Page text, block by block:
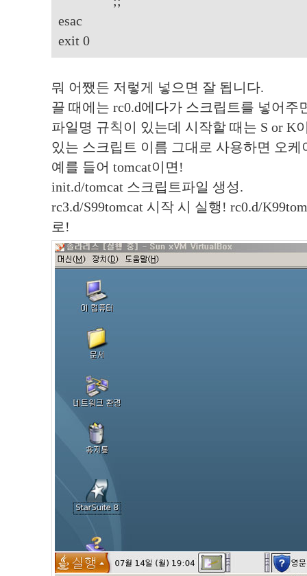
esac
exit 0
뭐 어쨌든 저렇게 넣으면 잘 됩니다.
끌 때에는 rc0.d에다가 스크립트를 넣어주
파일명 규칙이 있는데 시작할 때는 S or K
있는 스크립트 이름 그대로 사용하면 오
예를 들어 tomcat이면!
init.d/tomcat 스크립트파일 생성.
rc3.d/S99tomcat 시작 시 실행! rc0.d/
로!